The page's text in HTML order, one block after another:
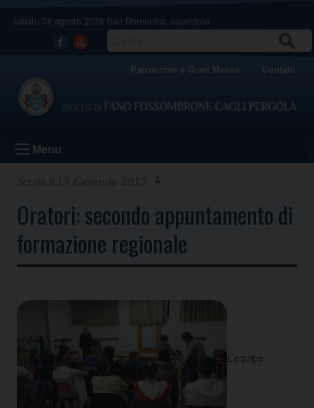
sabato 08 agosto 2026 San Domenico, sacerdote
Facebook
Youtube
Parrocchie e Orari Messe Contatti
Menu
Oratori: secondo appuntamento di
formazione regionale
L’equipe